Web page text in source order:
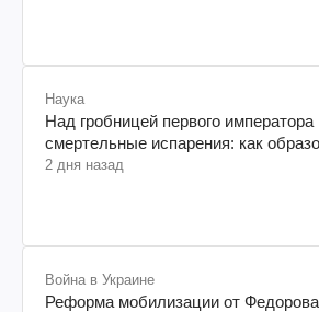
Наука
Над гробницей первого
смертельные испарения: как
2 дня назад
Война в Украине
Реформа мобилизации от